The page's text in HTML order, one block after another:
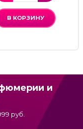
В КОРЗИНУ
и
руб.